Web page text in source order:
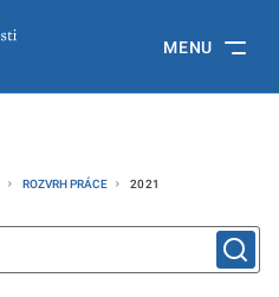
MENU
ROZVRH PRÁCE 2021